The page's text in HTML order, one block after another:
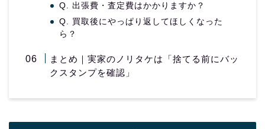
Q. 出張費・査定費はかかりますか？
Q. 買取後にやっぱり返してほしくなった
ら？
まとめ｜実家のノリタケは「捨てる前にバッ
クスタンプを確認」